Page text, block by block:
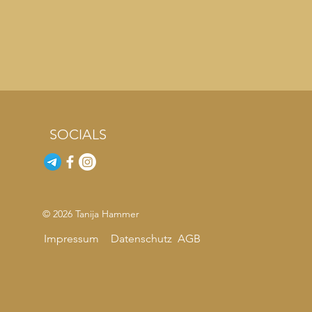
SOCIALS
© 2026 Tanija Hammer
Impressum Datenschutz AGB